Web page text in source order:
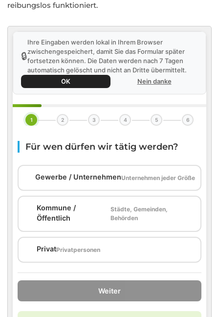
reibungslos funktioniert.
🔒
Ihre Eingaben werden lokal in Ihrem Browser
zwischengespeichert, damit Sie das Formular später
fortsetzen können. Die Daten werden nach 7 Tagen
automatisch gelöscht und nicht an Dritte übermittelt.
OK
Nein danke
1 2 3 4 5 6
Für wen dürfen wir tätig werden?
Gewerbe / UnternehmenUnternehmen jeder Größe
Kommune /
Öffentlich
Städte, Gemeinden,
Behörden
PrivatPrivatpersonen
Weiter